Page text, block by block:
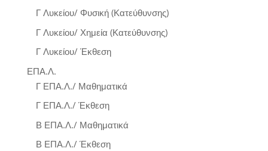
Γ Λυκείου/ Φυσική (Κατεύθυνσης)
Γ Λυκείου/ Χημεία (Κατεύθυνσης)
Γ Λυκείου/ Έκθεση
ΕΠΑ.Λ.
Γ ΕΠΑ.Λ./ Μαθηματικά
Γ ΕΠΑ.Λ./ Έκθεση
Β ΕΠΑ.Λ./ Μαθηματικά
Β ΕΠΑ.Λ./ Έκθεση